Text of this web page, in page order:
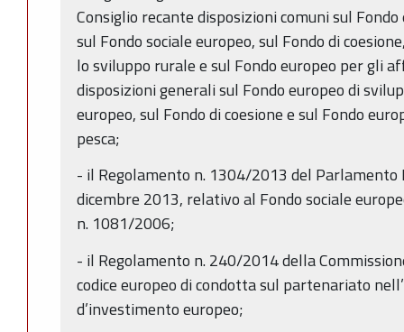
Consiglio recante disposizioni comuni sul
sul Fondo sociale europeo, sul Fondo di
lo sviluppo rurale e sul Fondo europeo per gli
disposizioni generali sul Fondo europeo di
europeo, sul Fondo di coesione e sul Fondo
pesca;
- il Regolamento n. 1304/2013 del Parlamento
dicembre 2013, relativo al Fondo sociale
n. 1081/2006;
- il Regolamento n. 240/2014 della
codice europeo di condotta sul partenariato
d’investimento europeo;